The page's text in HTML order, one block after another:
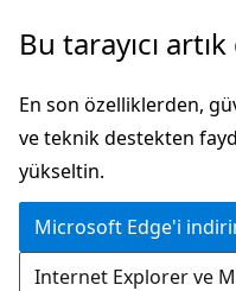
Ana
atla
Sayfa
gezintiye
atla
Bu tarayıcı
En son özelliklerden,
ve teknik destekten
yükseltin.
Microsoft Edge'i
Internet Explorer ve